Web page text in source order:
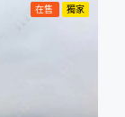
在售 獨家